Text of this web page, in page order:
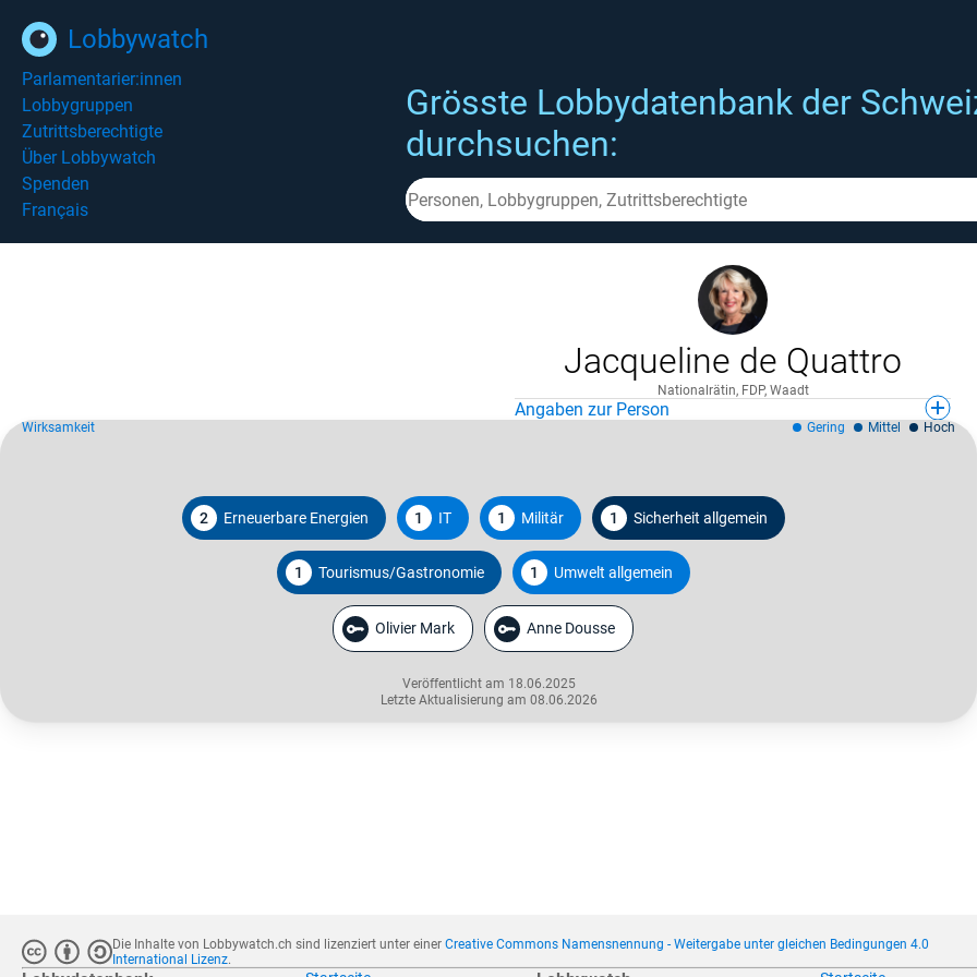
Lobbywatch
Parlamentarier:innen
Lobbygruppen
Zutrittsberechtigte
Über Lobbywatch
Spenden
Français
Grösste Lobbydatenbank der
durchsuchen:
Jacqueline de Quattro
Nationalrätin, FDP, Waadt
Angaben zur Person
2 Erneuerbare Energien 1 IT 1 Militär 1 Sicherheit allgemein
1 Tourismus/Gastronomie 1 Umwelt allgemein
Olivier Mark Anne Dousse
Veröffentlicht am 18.06.2025
Letzte Aktualisierung am 08.06.2026
Wirksamkeit Gering Mittel Hoch
Die Inhalte von Lobbywatch.ch sind lizenziert unter einerCreative Commons Namensnennung - Weitergabe unter gleichen Bedingungen 4.0
International Lizenz.